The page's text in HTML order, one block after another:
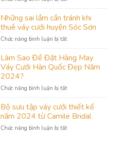
đẹp,
sang
trọng
nhất
cho
cô
dâu
Cưới
Cho
Cô
Dâu
Ngắn:
Sự
Lựa
Đầy
Nghĩa
và
Cách
Những sai lầm cần tránh khi
thuê váy cưới huyện Sóc Sơn
Chức năng bình luận bị tắtở
sai
lầm
cần
khi
váy
cưới
huyện
Sóc
Làm Sao Để Đặt Hàng May
Váy Cưới Hàn Quốc Đẹp Năm
2024?
Chức năng bình luận bị tắtở
Sao
Để
Đặt
Hàng
Bộ sưu tập váy cưới thiết kế
năm 2024 từ Camile Bridal
Chức năng bình luận bị tắtở